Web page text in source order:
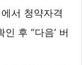
서 청약자격
후 “다음’ 버